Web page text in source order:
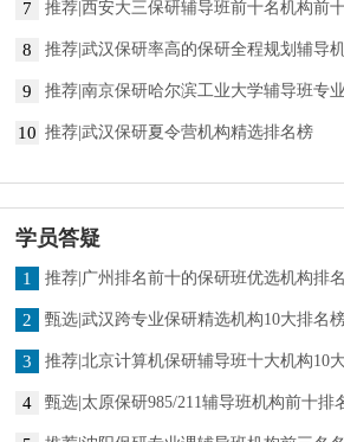
7 推荐|西安大三保研辅导班前十名机构前
8 推荐|武汉保研率高的保研全程规划辅导
9 推荐|南京保研哈尔滨工业大学辅导班专
10 推荐|武汉保研夏令营机构精选排名榜
学员答疑
1 推荐|广州排名前十的保研班优选机构排名
2 甄选|武汉跨专业保研精选机构10大排名
3 推荐|北京计算机保研辅导班十大机构10
4 甄选|太原保研985/211辅导班机构前十排